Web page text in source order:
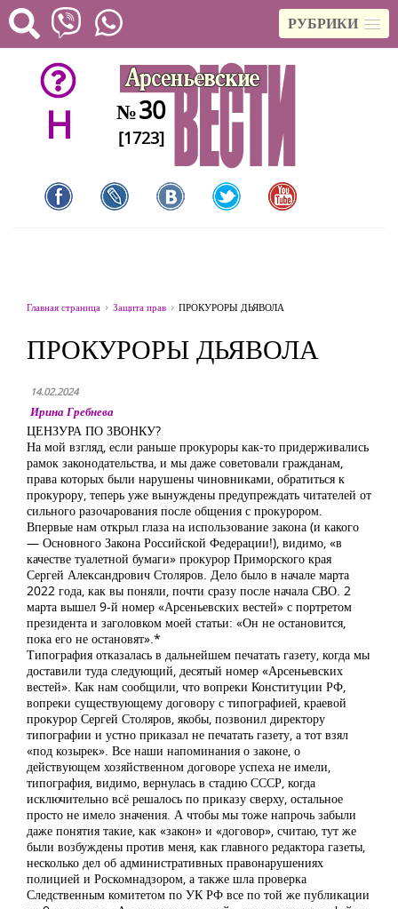
РУБРИКИ
H №30
[1723]
Главная страница Защита прав ПРОКУРОРЫ ДЬЯВОЛА
ПРОКУРОРЫ ДЬЯВОЛА
14.02.2024
Ирина Гребнева
ЦЕНЗУРА ПО ЗВОНКУ?
На мой взгляд, если раньше прокуроры как-то придерживались
рамок законодательства, и мы даже советовали гражданам,
права которых были нарушены чиновниками, обратиться к
прокурору, теперь уже вынуждены предупреждать читателей от
сильного разочарования после общения с прокурором.
Впервые нам открыл глаза на использование закона (и какого
— Основного Закона Российской Федерации!), видимо, «в
качестве туалетной бумаги» прокурор Приморского края
Сергей Александрович Столяров. Дело было в начале марта
2022 года, как вы поняли, почти сразу после начала СВО. 2
марта вышел 9-й номер «Арсеньевских вестей» с портретом
президента и заголовком моей статьи: «Он не остановится,
пока его не остановят».*
Типография отказалась в дальнейшем печатать газету, когда мы
доставили туда следующий, десятый номер «Арсеньевских
вестей». Как нам сообщили, что вопреки Конституции РФ,
вопреки существующему договору с типографией, краевой
прокурор Сергей Столяров, якобы, позвонил директору
типографии и устно приказал не печатать газету, а тот взял
«под козырек». Все наши напоминания о законе, о
действующем хозяйственном договоре успеха не имели,
типография, видимо, вернулась в стадию СССР, когда
исключительно всё решалось по приказу сверху, остальное
просто не имело значения. А чтобы мы тоже напрочь забыли
даже понятия такие, как «закон» и «договор», считаю, тут же
были возбуждены против меня, как главного редактора газеты,
несколько дел об административных правонарушениях
полицией и Роскомнадзором, а также шла проверка
Следственным комитетом по УК РФ все по той же публикации